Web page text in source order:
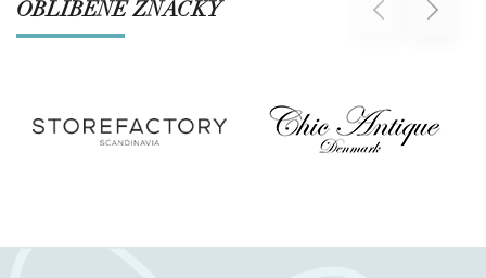
OBLÍBENÉ ZNAČKY Previous Next